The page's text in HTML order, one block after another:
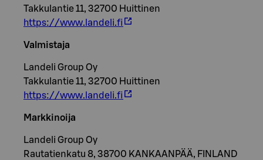
Takkulantie 11, 32700 Huittinen
https://www.landeli.fi
Valmistaja
Landeli Group Oy
Takkulantie 11, 32700 Huittinen
https://www.landeli.fi
Markkinoija
Landeli Group Oy
Rautatienkatu 8, 38700 KANKAANPÄÄ, FINLAND